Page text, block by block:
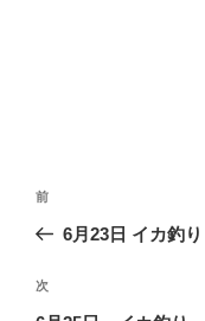
投
ビ
前
の
稿
前
6月23日 イカ釣り
次
の
次